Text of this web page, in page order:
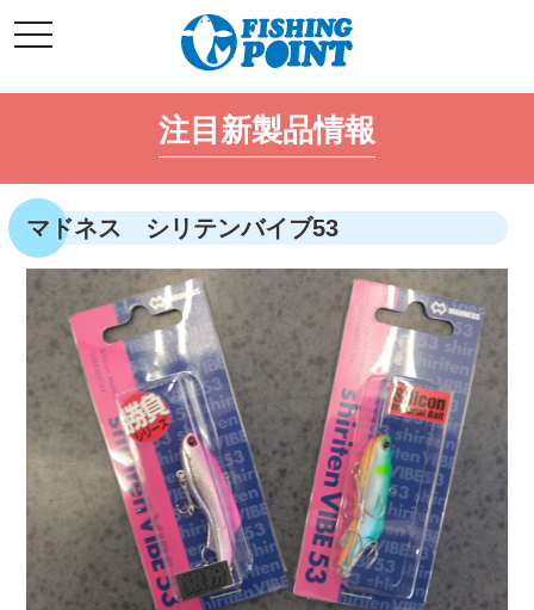
ン
ン
ス
キ
ッ
t
o
l
g
t
o
n
注目新製品情報
マドネス シリテンバイブ53